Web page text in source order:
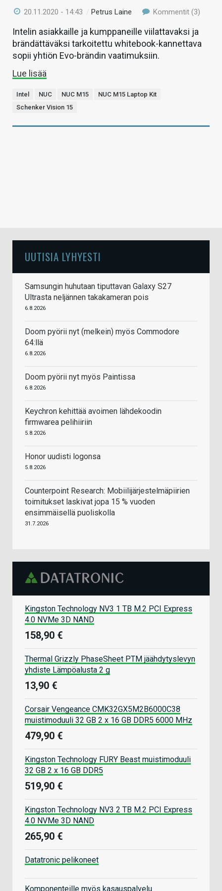
20.11.2020 - 14:43 /Petrus Laine Kommentit (3)
Intelin asiakkaille ja kumppaneille viilattavaksi ja
brändättäväksi tarkoitettu whitebook-kannettava
sopii yhtiön Evo-brändin vaatimuksiin.
Lue lisää
Intel NUC NUC M15
NUC M15 Laptop Kit
Schenker Vision 15
UUTISIA LYHYESTI
Samsungin huhutaan tiputtavan Galaxy S27
Ultrasta neljännen takakameran pois
6.8.2026
Doom pyörii nyt (melkein) myös Commodore
64:llä
6.8.2026
Doom pyörii nyt myös Paintissa
6.8.2026
Keychron kehittää avoimen lähdekoodin
firmwarea pelihiiriin
5.8.2026
Honor uudisti logonsa
5.8.2026
Counterpoint Research: Mobiilijärjestelmäpiirien
toimitukset laskivat jopa 15 % vuoden
ensimmäisellä puoliskolla
31.7.2026
Kingston Technology NV3 1 TB M.2 PCI Express
4.0 NVMe 3D NAND
158,90 €
Thermal Grizzly PhaseSheet PTM jäähdytyslevyn
yhdiste Lämpöalusta 2 g
13,90 €
Corsair Vengeance CMK32GX5M2B6000C38
muistimoduuli 32 GB 2 x 16 GB DDR5 6000 MHz
479,90 €
Kingston Technology FURY Beast muistimoduuli
32 GB 2 x 16 GB DDR5
519,90 €
Kingston Technology NV3 2 TB M.2 PCI Express
4.0 NVMe 3D NAND
265,90 €
Datatronic pelikoneet
Komponenteille myös kasauspalvelu